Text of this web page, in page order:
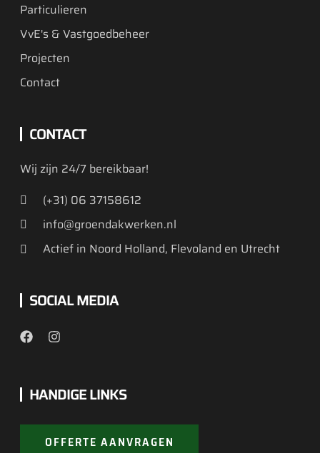
Particulieren
VvE's & Vastgoedbeheer
Projecten
Contact
CONTACT
Wij zijn 24/7 bereikbaar!
(+31) 06 37158612
info@groendakwerken.nl
Actief in Noord Holland, Flevoland en Utrecht
SOCIAL MEDIA
HANDIGE LINKS
OFFERTE AANVRAGEN